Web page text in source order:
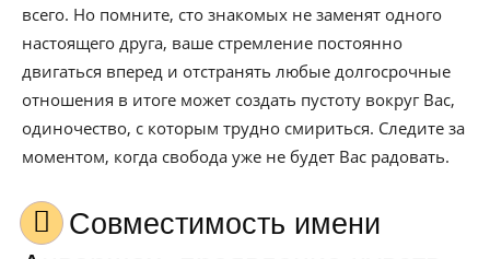
всего. Но помните, сто знакомых не заменят одного
настоящего друга, ваше стремление постоянно
двигаться вперед и отстранять любые долгосрочные
отношения в итоге может создать пустоту вокруг Вас,
одиночество, с которым трудно смириться. Следите за
моментом, когда свобода уже не будет Вас радовать.
Совместимость имени